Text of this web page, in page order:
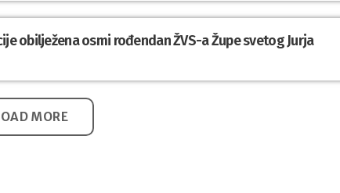
obilježena osmi rođendan ŽVS-a Župe svetog Jurja
MORE